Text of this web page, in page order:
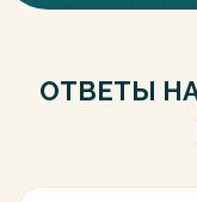
ОТВЕТЫ